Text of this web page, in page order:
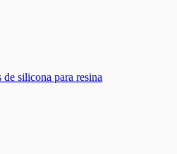
silicona para resina